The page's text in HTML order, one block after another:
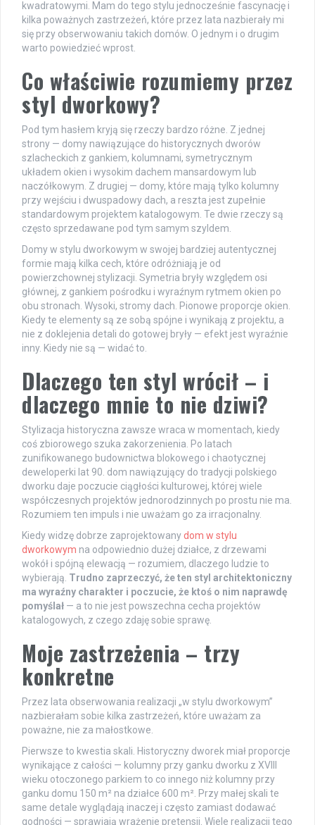
kwadratowymi. Mam do tego stylu jednocześnie fascynację i
kilka poważnych zastrzeżeń, które przez lata nazbierały mi
się przy obserwowaniu takich domów. O jednym i o drugim
warto powiedzieć wprost.
Co właściwie rozumiemy przez
styl dworkowy?
Pod tym hasłem kryją się rzeczy bardzo różne. Z jednej
strony — domy nawiązujące do historycznych dworów
szlacheckich z gankiem, kolumnami, symetrycznym
układem okien i wysokim dachem mansardowym lub
naczółkowym. Z drugiej — domy, które mają tylko kolumny
przy wejściu i dwuspadowy dach, a reszta jest zupełnie
standardowym projektem katalogowym. Te dwie rzeczy są
często sprzedawane pod tym samym szyldem.
Domy w stylu dworkowym w swojej bardziej autentycznej
formie mają kilka cech, które odróżniają je od
powierzchownej stylizacji. Symetria bryły względem osi
głównej, z gankiem pośrodku i wyraźnym rytmem okien po
obu stronach. Wysoki, stromy dach. Pionowe proporcje okien.
Kiedy te elementy są ze sobą spójne i wynikają z projektu, a
nie z doklejenia detali do gotowej bryły — efekt jest wyraźnie
inny. Kiedy nie są — widać to.
Dlaczego ten styl wrócił – i
dlaczego mnie to nie dziwi?
Stylizacja historyczna zawsze wraca w momentach, kiedy
coś zbiorowego szuka zakorzenienia. Po latach
zunifikowanego budownictwa blokowego i chaotycznej
deweloperki lat 90. dom nawiązujący do tradycji polskiego
dworku daje poczucie ciągłości kulturowej, której wiele
współczesnych projektów jednorodzinnych po prostu nie ma.
Rozumiem ten impuls i nie uważam go za irracjonalny.
Kiedy widzę dobrze zaprojektowanydom w stylu
dworkowym na odpowiednio dużej działce, z drzewami
wokół i spójną elewacją — rozumiem, dlaczego ludzie to
wybierają. Trudno zaprzeczyć, że ten styl architektoniczny
ma wyraźny charakter i poczucie, że ktoś o nim naprawdę
pomyślał — a to nie jest powszechna cecha projektów
katalogowych, z czego zdaję sobie sprawę.
Moje zastrzeżenia – trzy
konkretne
Przez lata obserwowania realizacji „w stylu dworkowym”
nazbierałam sobie kilka zastrzeżeń, które uważam za
poważne, nie za małostkowe.
Pierwsze to kwestia skali. Historyczny dworek miał proporcje
wynikające z całości — kolumny przy ganku dworku z XVIII
wieku otoczonego parkiem to co innego niż kolumny przy
ganku domu 150 m² na działce 600 m². Przy małej skali te
same detale wyglądają inaczej i często zamiast dodawać
godności — sprawiają wrażenie pretensji. Wiele realizacji tego